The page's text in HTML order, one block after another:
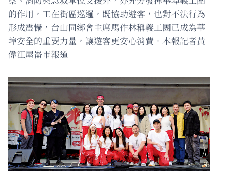
的作用，工在街區巡邏，既協助遊客，也對不法行為
形成震懾，台山同鄉會主席馬作林稱義工團已成為華
埠安全的重要力量，讓遊客更安心消費。本報記者黃
偉江屋崙市報道